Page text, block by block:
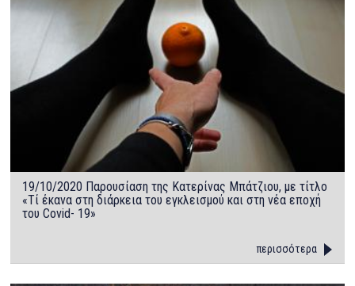
19/10/2020 Παρουσίαση της Κατερίνας Μπάτζιου, με τίτλο
«Τί έκανα στη διάρκεια του εγκλεισμού και στη νέα εποχή
του Covid- 19»
περισσότερα